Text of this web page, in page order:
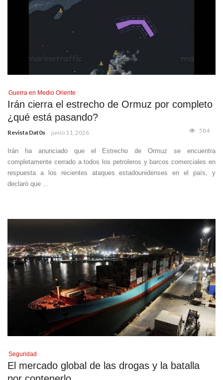
Guerra en Medio Oriente
Irán cierra el estrecho de Ormuz por completo
¿qué está pasando?
Revista Dat0s junio 11, 2026 584
Irán ha anunciado que el Estrecho de Ormuz se encuentra
completamente cerrado a todos los petroleros y barcos comerciales en
respuesta a los recientes ataques estadounidenses en el país, y
declaró que ...
Seguridad
El mercado global de las drogas y la batalla